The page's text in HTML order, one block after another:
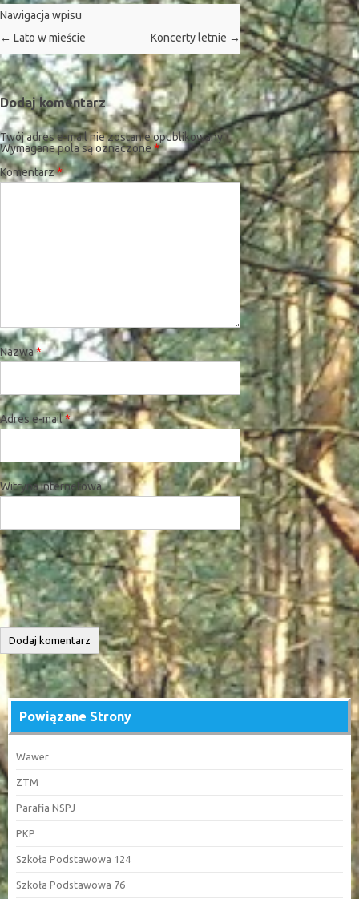
Nawigacja wpisu
← Lato w mieście Koncerty letnie →
Dodaj komentarz
Twój adres e-mail nie zostanie opublikowany.
Wymagane pola są oznaczone*
Komentarz*
Nazwa*
Adres e-mail*
Witryna internetowa
Powiązane Strony
Wawer
ZTM
Parafia NSPJ
PKP
Szkoła Podstawowa 124
Szkoła Podstawowa 76